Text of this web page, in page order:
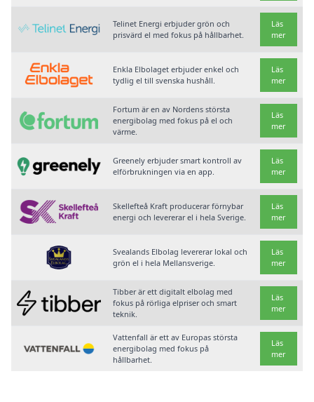
Telinet Energi erbjuder grön och
prisvärd el med fokus på hållbarhet.
Läs
mer
Enkla Elbolaget erbjuder enkel och
tydlig el till svenska hushåll.
Läs
mer
Fortum är en av Nordens största
energibolag med fokus på el och
värme.
Läs
mer
Greenely erbjuder smart kontroll av
elförbrukningen via en app.
Läs
mer
Skellefteå Kraft producerar förnybar
energi och levererar el i hela Sverige.
Läs
mer
Svealands Elbolag levererar lokal och
grön el i hela Mellansverige.
Läs
mer
Tibber är ett digitalt elbolag med
fokus på rörliga elpriser och smart
teknik.
Läs
mer
Vattenfall är ett av Europas största
energibolag med fokus på
hållbarhet.
Läs
mer